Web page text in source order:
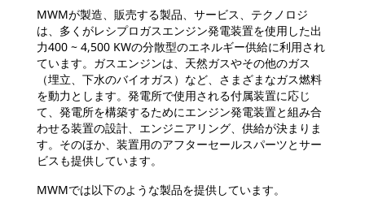
MWMが製造、販売する製品、サービス、テクノロジ
は、多くがレシプロガスエンジン発電装置を使用した出
力400 ~ 4,500 KWの分散型のエネルギー供給に利用され
ています。ガスエンジンは、天然ガスやその他のガス
（埋立、下水のバイオガス）など、さまざまなガス燃料
を動力とします。発電所で使用される付属装置に応じ
て、発電所を構築するためにエンジン発電装置と組み合
わせる装置の設計、エンジニアリング、供給が決まりま
す。そのほか、装置用のアフターセールスパーツとサー
ビスも提供しています。
MWMでは以下のような製品を提供しています。